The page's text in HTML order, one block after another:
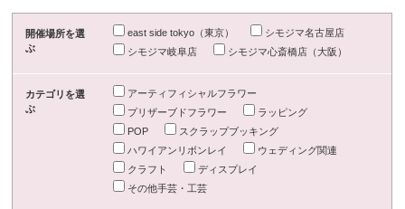
開催場所を選
ぶ
east side tokyo（東京）
シモジマ名古屋店
シモジマ岐阜店
シモジマ心斎橋店（大阪）
カテゴリを選
ぶ
アーティフィシャルフラワー
プリザーブドフラワー
ラッピング
POP
スクラップブッキング
ハワイアンリボンレイ
ウェディング関連
クラフト
ディスプレイ
その他手芸・工芸